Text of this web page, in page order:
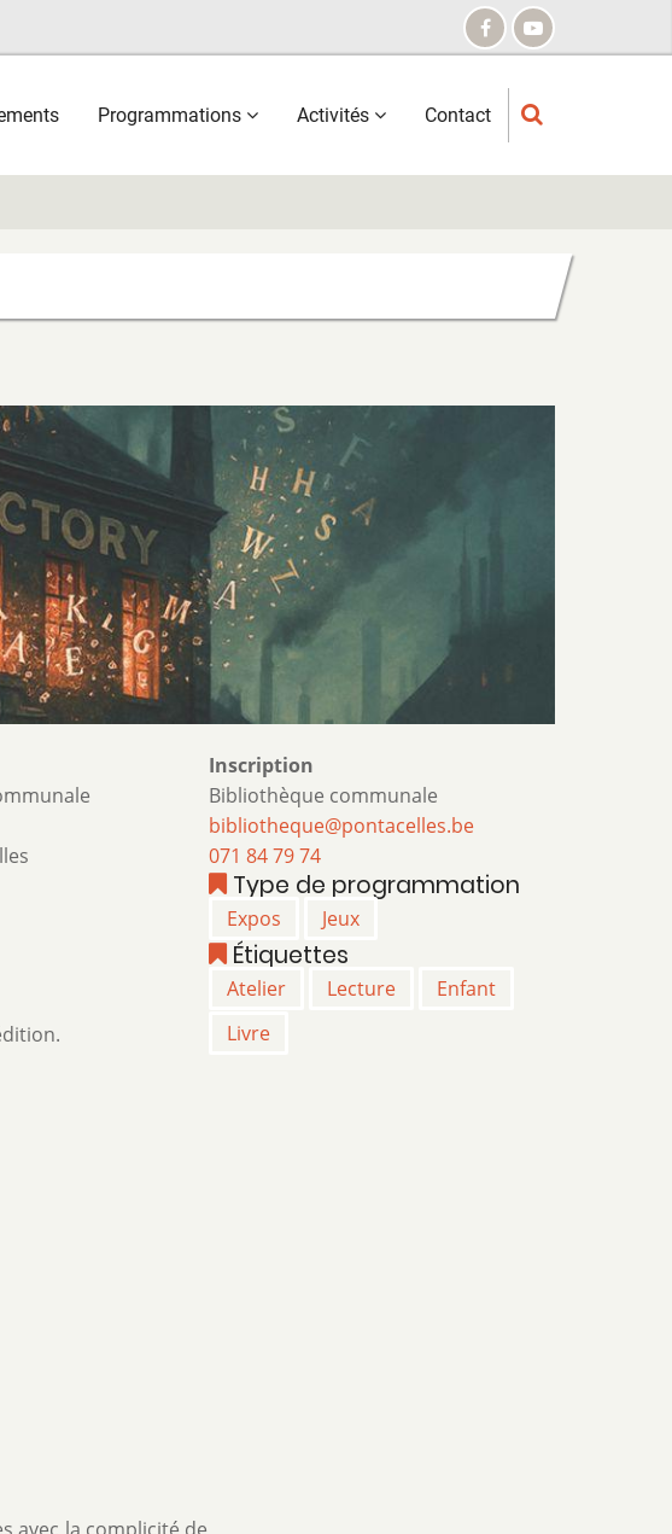
Programmations Activités Contact
Inscription
Bibliothèque communale
bibliotheque@pontacelles.be
071 84 79 74
Type de programmation
Expos Jeux
Étiquettes
Atelier Lecture
Enfant
Livre